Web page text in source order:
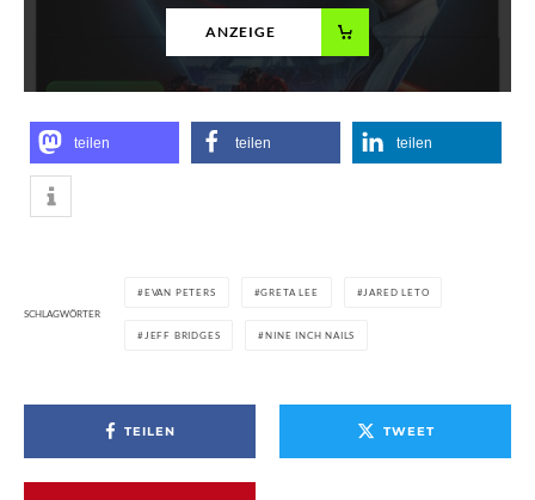
ANZEIGE
teilen teilen teilen
SCHLAGWÖRTER
EVAN PETERS GRETA LEE JARED LETO
JEFF BRIDGES NINE INCH NAILS
TEILEN TWEET